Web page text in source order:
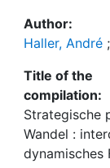
Author:
Haller, André ;
Title of the
compilation:
Strategische
Wandel :
dynamisches